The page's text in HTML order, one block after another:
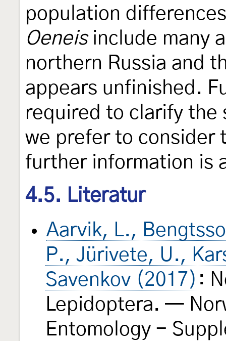
population
Oeneisinclude many
northern Russia and
appears unfinished.
required to clarify the
we prefer to consider
further information is
4.5. Literatur
Aarvik, L.,
P., Jürivete, U.,
Savenkov (2017) :
Lepidoptera. —
Entomology -